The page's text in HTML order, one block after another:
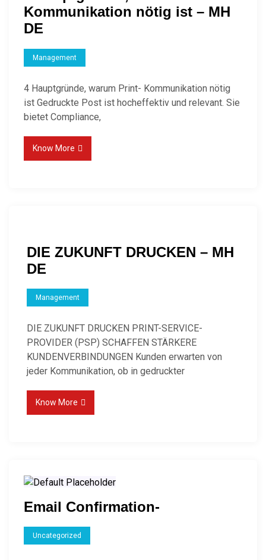
Kommunikation nötig ist – MH
DE
Management
4 Hauptgründe, warum Print- Kommunikation nötig
ist Gedruckte Post ist hocheffektiv und relevant. Sie
bietet Compliance,
Know More
DIE ZUKUNFT DRUCKEN – MH
DE
Management
DIE ZUKUNFT DRUCKEN PRINT-SERVICE-
PROVIDER (PSP) SCHAFFEN STÄRKERE
KUNDENVERBINDUNGEN Kunden erwarten von
jeder Kommunikation, ob in gedruckter
Know More
Email Confirmation-
Uncategorized